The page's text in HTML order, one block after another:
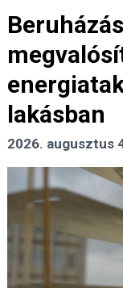
lakásban
2026. augusztus